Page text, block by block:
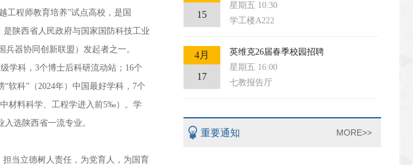
工程师教育培养”试点高校，是国
陕西省人民政府与国家国防科技工业
兵器协同创新联盟）发起者之一。
学科， 3个博士后科研流动站； 16个
“软科”（2024年）中国最好学科， 7个
中材料科学、工程学进入前5‰）。学
入选陕西省一流专业。
当立德树人责任，为党育人，为国育
15
星期五 10:30
学工楼A222
4月
17
英维克26届春季校园招聘
星期五 16:00
七教报告厅
重要通知 MORE>>